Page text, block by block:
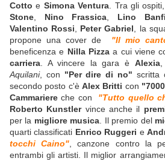
Cotto e Simona Ventura . Tra gli
Stone
Nino Frassica Lino Banfi
Valentino Rossi
Peter Gabriel , la
propone una cover de
"Il mio
beneficenza e Nilla Pizzaa cui viene
carriera . A vincere la gara è Alexia,
Aquilani, con "Per dire di no" scritta
secondo posto c'èAlex Britti con
Cammariere che con "Tutto quello
Roberto Kunstlervince anche il
per la migliore musica . Il premio del
quarti classificati Enrico Ruggeri e
tocchi Caino" , canzone contro la
entrambi gli artisti. Il miglior